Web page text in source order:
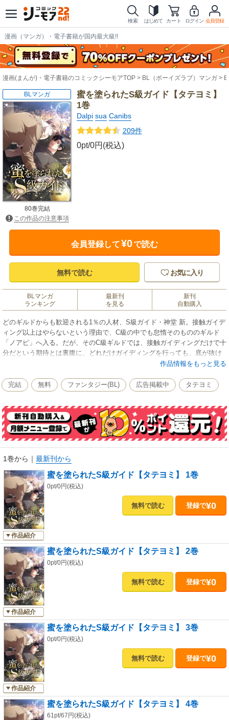
検索 はじめて カート ログイン 会員登録
漫画（マンガ）・電子書籍が国内最大級!!
漫画(まんが)・電子書籍のコミックシーモアTOP BL（ボーイズラブ）マンガ
蜜を塗られたS級ガイド【タテヨミ】
1巻
Dalpi sua Canibs
209件
0pt/0円(税込)
BLマンガ
80巻完結
この作品の注意事項
会員登録して¥0で読む
無料で読む お気に入り
BLマンガ
ランキング
最新刊
を見る
新刊
自動購入
どのギルドからも歓迎される1％の人材、S級ガイド・神堂 新。接触ガイデ
ィング以上はやらないという理由で、C級の中でも怠惰そのもののギルド
「ノアピ」へ入る。だが、そのC級ギルドでは、接触ガイディングだけで十
分だという期待とは裏腹に、どれだけガイディングを行っても、底が抜け
たように足りない……。“……一体、どういうことなんだ?”作品情報をもっと見る
完結 無料 ファンタジー(BL) 広告掲載中 タテヨミ
1巻から ｜ 最新刊から
作品紹介
蜜を塗られたS級ガイド【タテヨミ】 1巻
0pt/0円(税込)
無料で読む 登録で¥0
作品紹介
蜜を塗られたS級ガイド【タテヨミ】 2巻
0pt/0円(税込)
無料で読む 登録で¥0
作品紹介
蜜を塗られたS級ガイド【タテヨミ】 3巻
0pt/0円(税込)
無料で読む 登録で¥0
蜜を塗られたS級ガイド【タテヨミ】 4巻
61pt/67円(税込)